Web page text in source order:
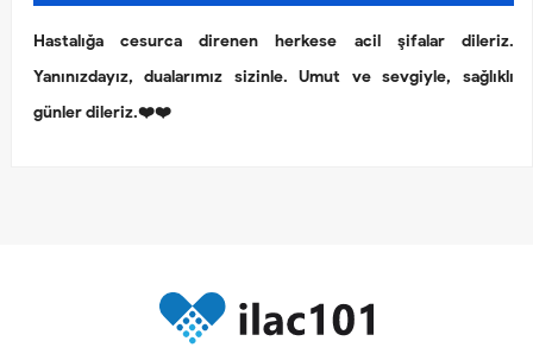
Hastalığa cesurca direnen herkese acil şifalar dileriz.
Yanınızdayız, dualarımız sizinle. Umut ve sevgiyle, sağlıklı
günler dileriz.❤️❤️